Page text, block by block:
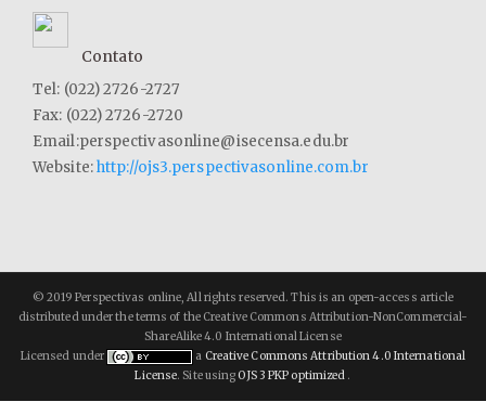
energia e nutrientes e incontinência urinária em mulheres
adultas. Cadernos de Saúde Coletiva, [s. l.], v. 26, n. 1, p. 45-52,
jan-mar. 2018.
FOZZATTI, C. et al. Prevalence study of stress urinary
incontinence in women who perform high-impact exercises.
years after childbirth: a national cohort study in singleton
primiparae after vaginal or caesarean delivery, BJOG, [s. l.], v.
120, n. 2, p. 144-151, 2013.
GOFORTH, J.; LANGAKER, M. Urinary Incontinence in Women.
Contato
Tel: (022) 2726-2727
Fax: (022) 2726-2720
Email:perspectivasonline@isecensa.edu.br
Website:http://ojs3.perspectivasonline.com.br
© 2019 Perspectivas online, All rights reserved. This is an open-access article
distributed under the terms of the Creative Commons Attribution-NonCommercial-
ShareAlike 4.0 International License
Licensed under
a Creative Commons Attribution 4.0 International
License. Site usingOJS 3 PKP optimized .